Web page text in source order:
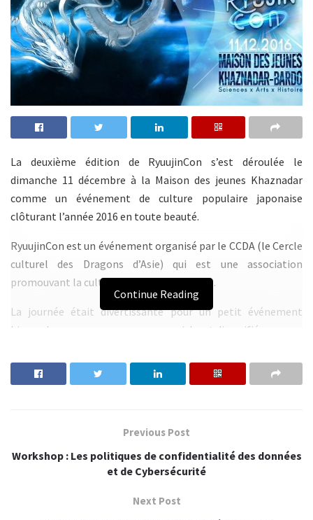
La deuxième édition de RyuujinCon s’est déroulée le
dimanche 11 décembre à la Maison des jeunes Khaznadar
comme un événement de culture populaire japonaise
clôturant l’année 2016 en toute beauté.
RyuujinCon est un événement organisé par le CCDA (le Cercle
culturel des Dragons d’Asie) qui est une association
promouvant la culture asiatique en Tunisie.
La journée était divertissante pour un petit événement
hivernal avec un programme assez riche et diversifié.
que les prestations de cosplay, le seiyuu, les spectacles
japonais (Aikido et Kendo) sans oublié la partie karaoké en
clôture.
En parallèle, les autres salles comportaient les stands de
vente de goodies, les espaces dessin et lecture, les stands de
Continue Reading
Previous Post
Workshop : Les politiques de confidentialité des données
et de Cybersécurité
Next Post